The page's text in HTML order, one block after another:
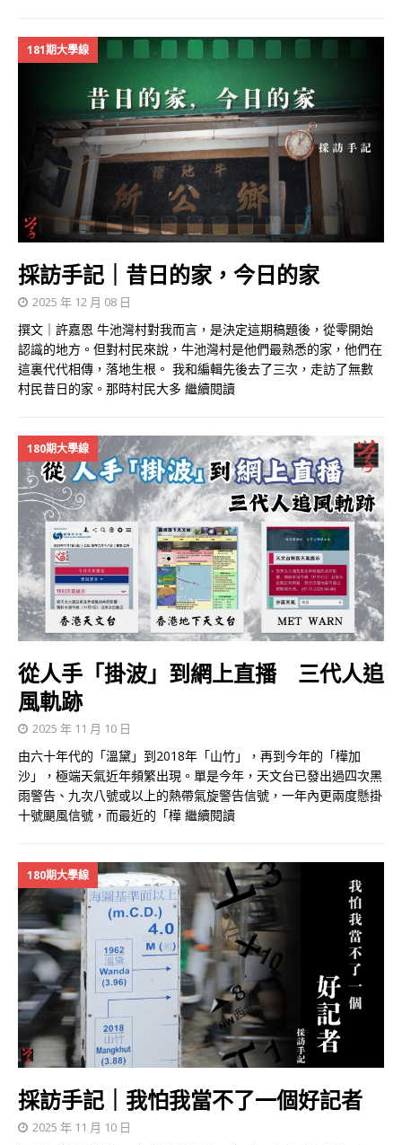
181期大學線
採訪手記｜昔日的家，今日的家
2025 年 12 月 08 日
撰文｜許嘉恩 牛池灣村對我而言，是決定這期稿題後，從零開始
認識的地方。但對村民來說，牛池灣村是他們最熟悉的家，他們在
這裏代代相傳，落地生根。 我和編輯先後去了三次，走訪了無數
村民昔日的家。那時村民大多 繼續閱讀
180期大學線
從人手「掛波」到網上直播 三代人追
風軌跡
2025 年 11 月 10 日
由六十年代的「溫黛」到2018年「山竹」，再到今年的「樺加
沙」，極端天氣近年頻繁出現。單是今年，天文台已發出過四次黑
雨警告、九次八號或以上的熱帶氣旋警告信號，一年內更兩度懸掛
十號颶風信號，而最近的「樺 繼續閱讀
180期大學線
採訪手記｜我怕我當不了一個好記者
2025 年 11 月 10 日